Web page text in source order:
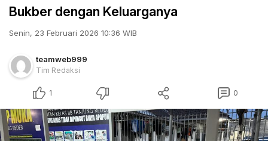
Bukber dengan Keluarganya
Senin, 23 Februari 2026 10:36 WIB
teamweb999
Tim Redaksi
1 0